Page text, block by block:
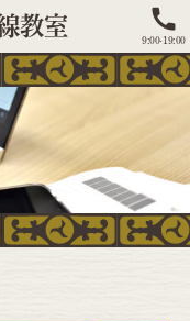
教室
9:00-19:00